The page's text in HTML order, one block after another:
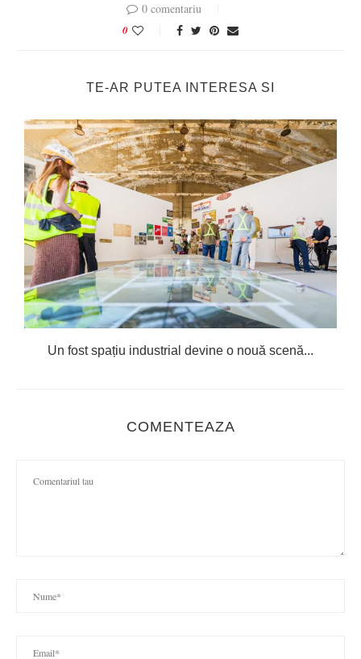
0 comentariu
0
TE-AR PUTEA INTERESA SI
Un fost spațiu industrial devine o nouă scenă...
COMENTEAZA